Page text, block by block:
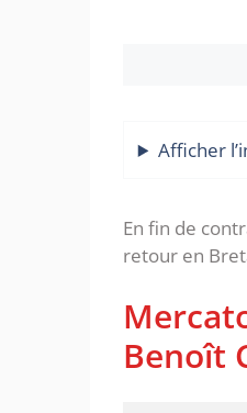
Afficher
En fin de
retour en
Benoît